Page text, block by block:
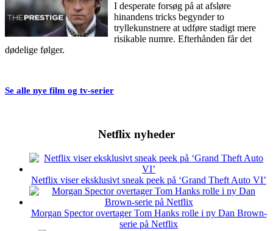
I desperate forsøg på at afsløre
hinandens tricks begynder to
tryllekunstnere at udføre stadigt mere
risikable numre. Efterhånden får det
dødelige følger.
Se alle nye film og tv-serier
Netflix nyheder
Netflix viser eksklusivt sneak peek på ‘Grand Theft Auto VI’
Morgan Spector overtager Tom Hanks rolle i ny Dan Brown-
serie på Netflix